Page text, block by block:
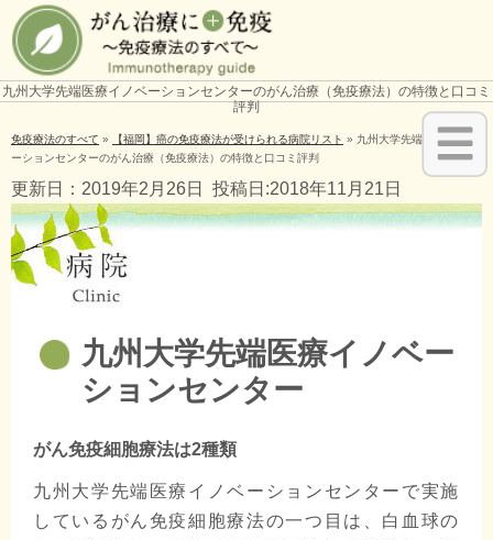
九州大学先端医療イノベーションセンターのがん治療（免疫療法）の特徴と口コミ
評判
免疫療法のすべて » 【福岡】癌の免疫療法が受けられる病院リスト » 九州大学先端医療イノベ
ーションセンターのがん治療（免疫療法）の特徴と口コミ評判
更新日：2019年2月26日 投稿日:2018年11月21日
九州大学先端医療イノベー
ションセンター
がん免疫細胞療法は2種類
九州大学先端医療イノベーションセンターで実施
しているがん免疫細胞療法の一つ目は、白血球の